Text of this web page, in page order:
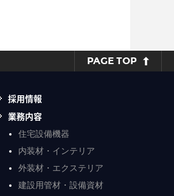
PAGE TOP
採用情報
業務内容
住宅設備機器
内装材・インテリア
外装材・エクステリア
建設用管材・設備資材